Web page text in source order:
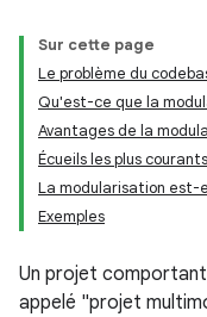
Sur cette page
Le problème du
Qu'est-ce que la
Avantages de la
Écueils les plus courants
La modularisation est-
Exemples
Un projet
appelé "projet